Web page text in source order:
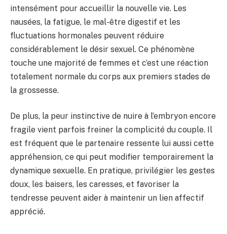
intensément pour accueillir la nouvelle vie. Les
nausées, la fatigue, le mal-être digestif et les
fluctuations hormonales peuvent réduire
considérablement le désir sexuel. Ce phénomène
touche une majorité de femmes et c’est une réaction
totalement normale du corps aux premiers stades de
la grossesse.
De plus, la peur instinctive de nuire à l’embryon encore
fragile vient parfois freiner la complicité du couple. Il
est fréquent que le partenaire ressente lui aussi cette
appréhension, ce qui peut modifier temporairement la
dynamique sexuelle. En pratique, privilégier les gestes
doux, les baisers, les caresses, et favoriser la
tendresse peuvent aider à maintenir un lien affectif
apprécié.